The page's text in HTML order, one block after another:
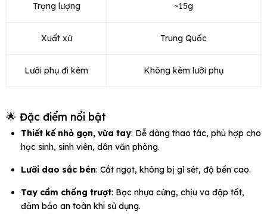
Trọng lượng ~15g
Xuất xứ Trung Quốc
Lưỡi phụ đi kèm Không kèm lưỡi phụ
🌟 Đặc điểm nổi bật
Thiết kế nhỏ gọn, vừa tay: Dễ dàng thao tác, phù hợp cho
học sinh, sinh viên, dân văn phòng.
Lưỡi dao sắc bén: Cắt ngọt, không bị gỉ sét, độ bền cao.
Tay cầm chống trượt: Bọc nhựa cứng, chịu va đập tốt,
đảm bảo an toàn khi sử dụng.